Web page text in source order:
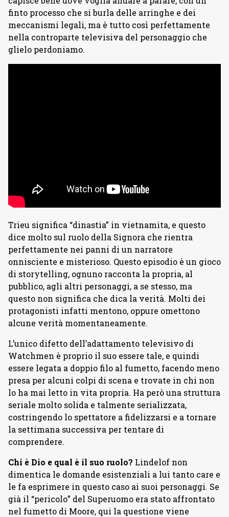
finto processo che si burla delle arringhe e dei
meccanismi legali, ma è tutto così perfettamente
nella controparte televisiva del personaggio che
glielo perdoniamo.
Trieu significa “dinastia” in vietnamita, e questo
dice molto sul ruolo della Signora che rientra
perfettamente nei panni di un narratore
onnisciente e misterioso. Questo episodio è un gioco
di storytelling, ognuno racconta la propria, al
pubblico, agli altri personaggi, a se stesso, ma
questo non significa che dica la verità. Molti dei
protagonisti infatti mentono, oppure omettono
alcune verità momentaneamente.
L’unico difetto dell’adattamento televisivo di
Watchmen è proprio il suo essere tale, e quindi
essere legata a doppio filo al fumetto, facendo meno
presa per alcuni colpi di scena e trovate in chi non
lo ha mai letto in vita propria. Ha però una struttura
seriale molto solida e talmente serializzata,
costringendo lo spettatore a fidelizzarsi e a tornare
la settimana successiva per tentare di
comprendere.
Chi è Dio e qual è il suo ruolo? Lindelof non
dimentica le domande esistenziali a lui tanto care e
le fa esprimere in questo caso ai suoi personaggi. Se
già il “pericolo” del Superuomo era stato affrontato
nel fumetto di Moore, qui la questione viene